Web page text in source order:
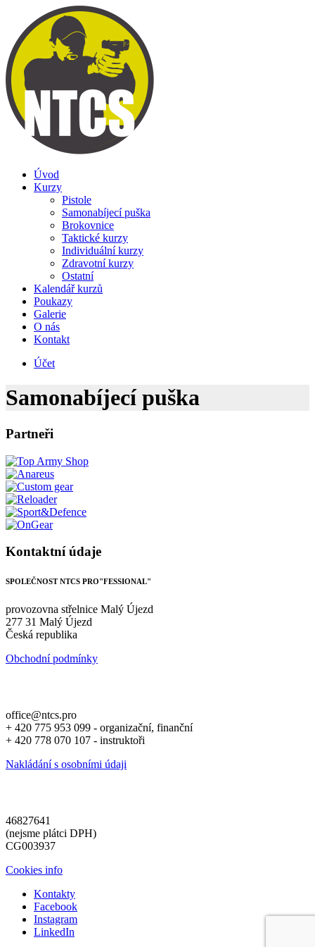
Úvod
Kurzy
Pistole
Samonabíjecí puška
Brokovnice
Taktické kurzy
Individuální kurzy
Zdravotní kurzy
Ostatní
Kalendář kurzů
Poukazy
Galerie
O nás
Kontakt
Účet
Samonabíjecí puška
Partneři
Kontaktní údaje
SPOLEČNOST NTCS PRO"FESSIONAL"
provozovna střelnice Malý Újezd
277 31 Malý Újezd
Česká republika
Obchodní podmínky
office@ntcs.pro
+ 420 775 953 099 - organizační, finanční
+ 420 778 070 107 - instruktoři
Nakládání s osobními údaji
46827641
(nejsme plátci DPH)
CG003937
Cookies info
Kontakty
Facebook
Instagram
LinkedIn